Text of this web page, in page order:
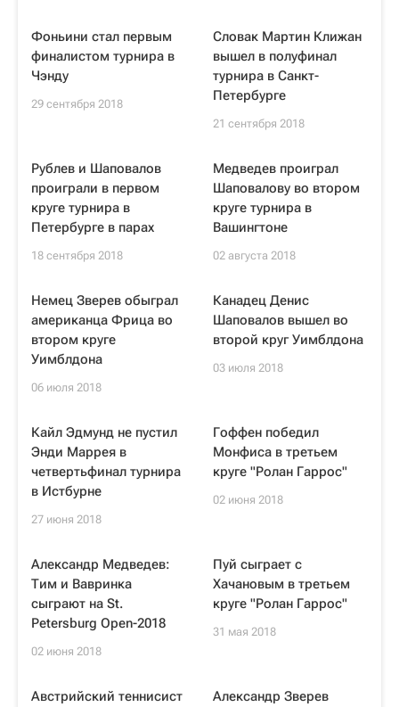
Фоньини стал первым
финалистом турнира в
Чэнду
29 сентября 2018
Словак Мартин Клижан
вышел в полуфинал
турнира в Санкт-
Петербурге
21 сентября 2018
Рублев и Шаповалов
проиграли в первом
круге турнира в
Петербурге в парах
18 сентября 2018
Медведев проиграл
Шаповалову во втором
круге турнира в
Вашингтоне
02 августа 2018
Немец Зверев обыграл
американца Фрица во
втором круге
Уимблдона
06 июля 2018
Канадец Денис
Шаповалов вышел во
второй круг Уимблдона
03 июля 2018
Кайл Эдмунд не пустил
Энди Маррея в
четвертьфинал турнира
в Истбурне
27 июня 2018
Гоффен победил
Монфиса в третьем
круге "Ролан Гаррос"
02 июня 2018
Александр Медведев:
Тим и Вавринка
сыграют на St.
Petersburg Open-2018
02 июня 2018
Пуй сыграет с
Хачановым в третьем
круге "Ролан Гаррос"
31 мая 2018
Австрийский теннисист
Александр Зверев